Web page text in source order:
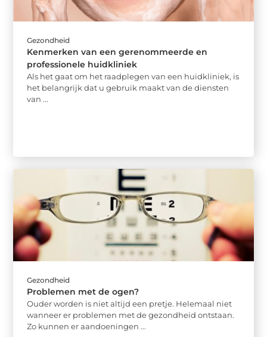
Gezondheid
Kenmerken van een gerenommeerde en
professionele huidkliniek
Als het gaat om het raadplegen van een huidkliniek, is
het belangrijk dat u gebruik maakt van de diensten
van ...
Gezondheid
Problemen met de ogen?
Ouder worden is niet altijd een pretje. Helemaal niet
wanneer er problemen met de gezondheid ontstaan.
Zo kunnen er aandoeningen ...